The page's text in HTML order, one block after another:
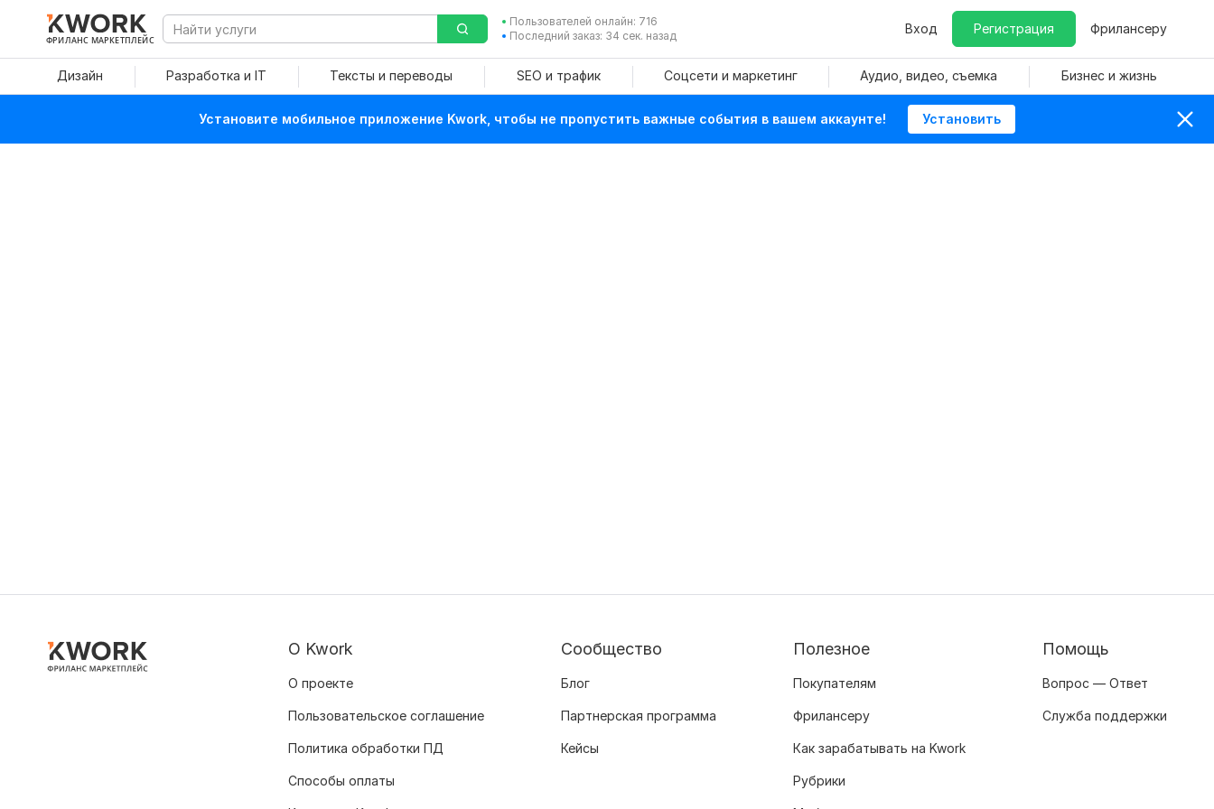
ФРИЛАНС МАРКЕТПЛЕЙС
Пользователей онлайн: 716
Последний заказ: 34 сек. назад
Вход Регистрация Фрилансеру
Дизайн Разработка и IT Тексты и переводы SEO и трафик Соцсети и маркетинг Аудио, видео, съемка Бизнес и жизнь
Установите мобильное приложение Kwork, чтобы не пропустить важные события в вашем аккаунте! Установить
О Kwork
О проекте
Пользовательское соглашение
Политика обработки ПД
Способы оплаты
Сообщество
Блог
Партнерская программа
Кейсы
Полезное
Покупателям
Фрилансеру
Как зарабатывать на Kwork
Рубрики
Помощь
Вопрос — Ответ
Служба поддержки